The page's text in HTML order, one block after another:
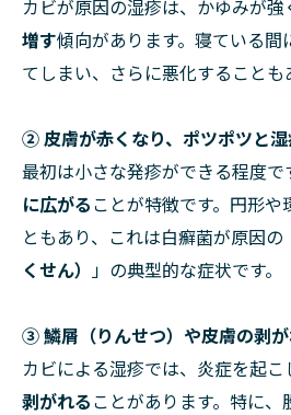
カビが原因の湿疹は、かゆみが強
増す傾向があります。寝ている間
てしまい、さらに悪化することも
② 皮膚が赤くなり、ポツポツと湿
最初は小さな発疹ができる程度で
に広がることが特徴です。円形
ともあり、これは白癬菌が原因の
くせん） 」の典型的な症状です。
③ 鱗屑（りんせつ）や皮膚の剥
カビによる湿疹では、炎症を起こ
剥がれることがあります。特に